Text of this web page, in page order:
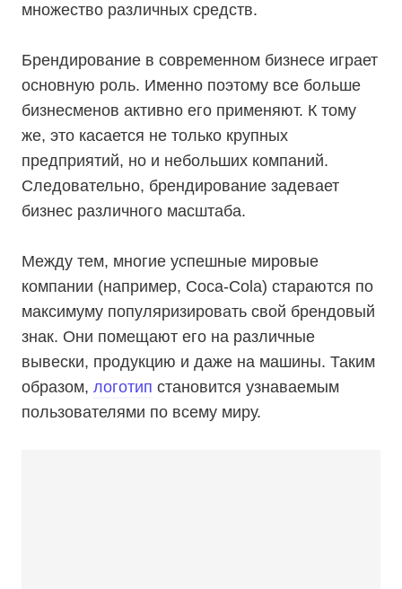
множество различных средств.
Брендирование в современном бизнесе играет
основную роль. Именно поэтому все больше
бизнесменов активно его применяют. К тому
же, это касается не только крупных
предприятий, но и небольших компаний.
Следовательно, брендирование задевает
бизнес различного масштаба.
Между тем, многие успешные мировые
компании (например, Coca-Cola) стараются по
максимуму популяризировать свой брендовый
знак. Они помещают его на различные
вывески, продукцию и даже на машины. Таким
образом, логотип становится узнаваемым
пользователями по всему миру.